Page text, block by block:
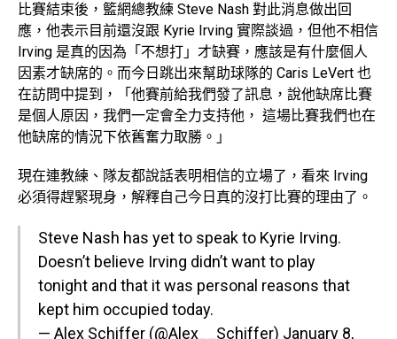
比賽結束後，籃網總教練 Steve Nash 對此消息做出回
應，他表示目前還沒跟 Kyrie Irving 實際談過，但他不相信
Irving 是真的因為「不想打」才缺賽，應該是有什麼個人
因素才缺席的。而今日跳出來幫助球隊的 Caris LeVert 也
在訪問中提到，「他賽前給我們發了訊息，說他缺席比賽
是個人原因，我們一定會全力支持他， 這場比賽我們也在
他缺席的情況下依舊奮力取勝。」
現在連教練、隊友都說話表明相信的立場了，看來 Irving
必須得趕緊現身，解釋自己今日真的沒打比賽的理由了。
Steve Nash has yet to speak to Kyrie Irving.
Doesn’t believe Irving didn’t want to play
tonight and that it was personal reasons that
kept him occupied today.
— Alex Schiffer (@Alex__Schiffer) January 8,